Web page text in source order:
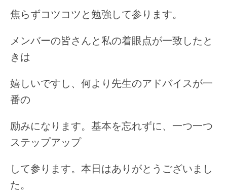
焦らずコツコツと勉強して参ります。
メンバーの皆さんと私の着眼点が一致したと
きは
嬉しいですし、何より先生のアドバイスが一
番の
励みになります。基本を忘れずに、一つ一つ
ステップアップ
して参ります。本日はありがとうございまし
た。